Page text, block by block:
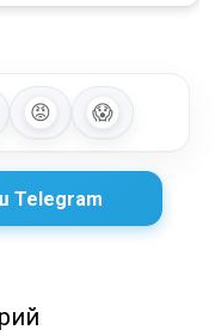
😡 😱
Telegram